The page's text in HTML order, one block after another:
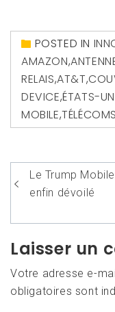
POSTED IN
AMAZON,
RELAIS,AT&T,
DEVICE,ÉTATS-
MOBILE,
de
l’article
Le Trump Mobile
enfin dévoilé
Laisser un
Votre adresse e-
obligatoires sont